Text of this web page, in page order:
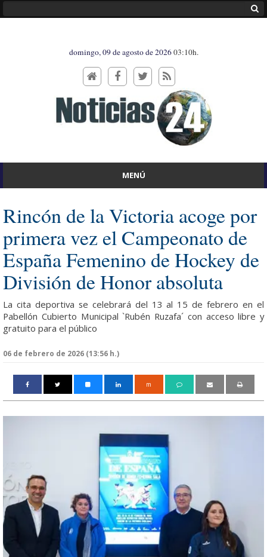
domingo, 09 de agosto de 202603:10h.
MENÚ
Rincón de la Victoria acoge por
primera vez el Campeonato de
España Femenino de Hockey de
División de Honor absoluta
La cita deportiva se celebrará del 13 al 15 de febrero en el
Pabellón Cubierto Municipal `Rubén Ruzafa´ con acceso libre y
gratuito para el público
06 de febrero de 2026 (13:56 h.)
m